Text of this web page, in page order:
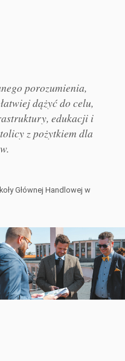
porozumienia,
dążyć do celu,
edukacji i
z pożytkiem dla
Głównej Handlowej w